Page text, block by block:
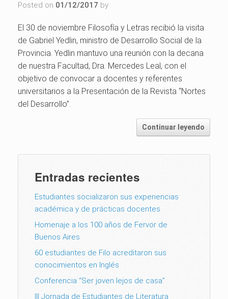
Posted on 01/12/2017 by
El 30 de noviembre Filosofía y Letras recibió la visita
de Gabriel Yedlin, ministro de Desarrollo Social de la
Provincia. Yedlin mantuvo una reunión con la decana
de nuestra Facultad, Dra. Mercedes Leal, con el
objetivo de convocar a docentes y referentes
universitarios a la Presentación de la Revista “Nortes
del Desarrollo”.
Continuar leyendo
Entradas recientes
Estudiantes socializaron sus experiencias
académica y de prácticas docentes
Homenaje a los 100 años de Fervor de
Buenos Aires
60 estudiantes de Filo acreditaron sus
conocimientos en Inglés
Conferencia “Ser joven lejos de casa”
III Jornada de Estudiantes de Literatura